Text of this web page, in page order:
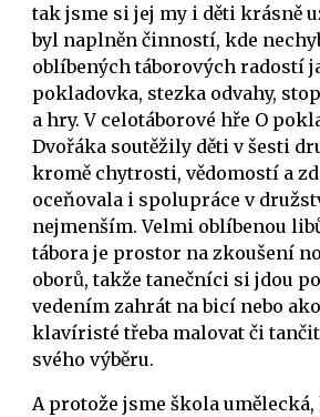
tak jsme si jej my i děti krásně
byl naplněn činností, kde
oblíbených táborových radostí
pokladovka, stezka odvahy,
a hry. V celotáborové hře O
Dvořáka soutěžily děti v šesti
kromě chytrosti, vědomostí a
oceňovala i spolupráce v
nejmenším. Velmi oblíbenou
tábora je prostor na zkoušení
oborů, takže tanečníci si jdou
vedením zahrát na bicí nebo
klavíristé třeba malovat či
svého výběru.
A protože jsme škola